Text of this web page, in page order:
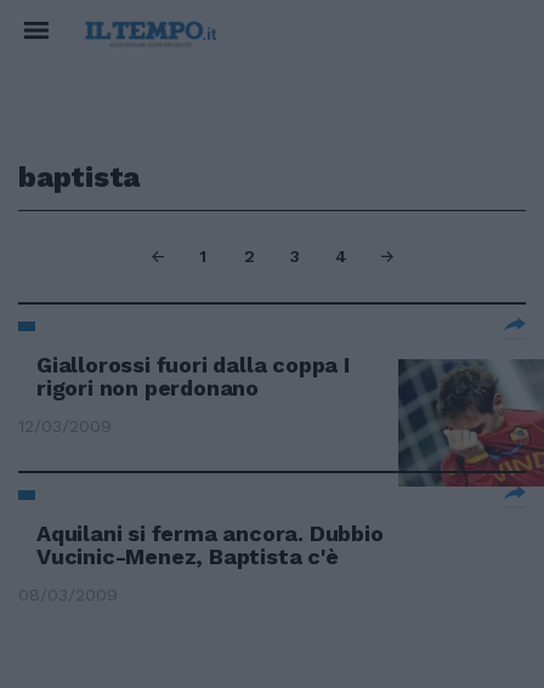
baptista
1 2 3 4
Giallorossi fuori dalla coppa I
rigori non perdonano
12/03/2009
Aquilani si ferma ancora. Dubbio
Vucinic-Menez, Baptista c'è
08/03/2009